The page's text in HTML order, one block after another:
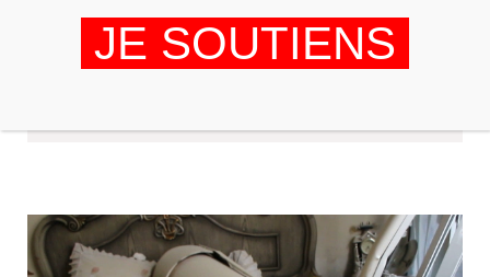
Niles Niemuth
JE SOUTIENS